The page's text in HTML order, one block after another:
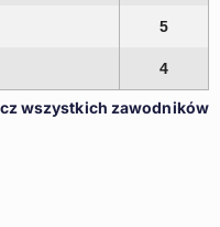
5
4
wszystkich zawodników